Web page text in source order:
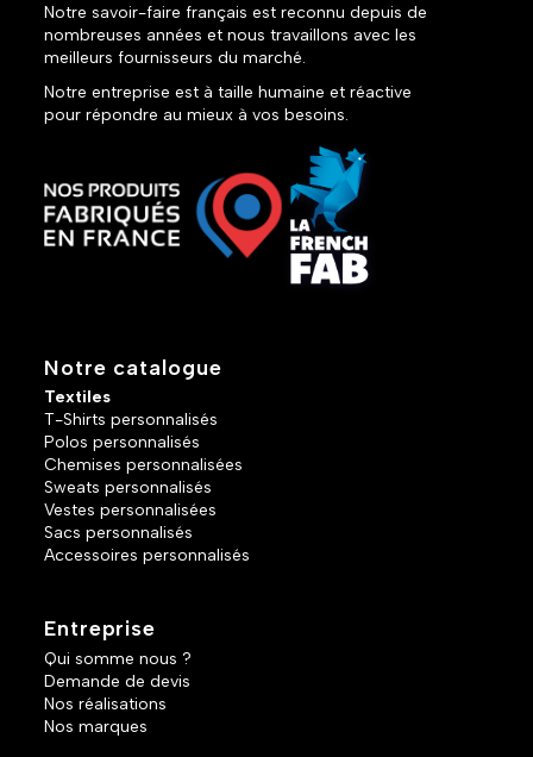
Notre savoir-faire français est reconnu depuis de
nombreuses années et nous travaillons avec les
meilleurs fournisseurs du marché.
Notre entreprise est à taille humaine et réactive
pour répondre au mieux à vos besoins.
Notre catalogue
Textiles
T-Shirts personnalisés
Polos personnalisés
Chemises personnalisées
Sweats personnalisés
Vestes personnalisées
Sacs personnalisés
Accessoires personnalisés
Entreprise
Qui somme nous ?
Demande de devis
Nos réalisations
Nos marques